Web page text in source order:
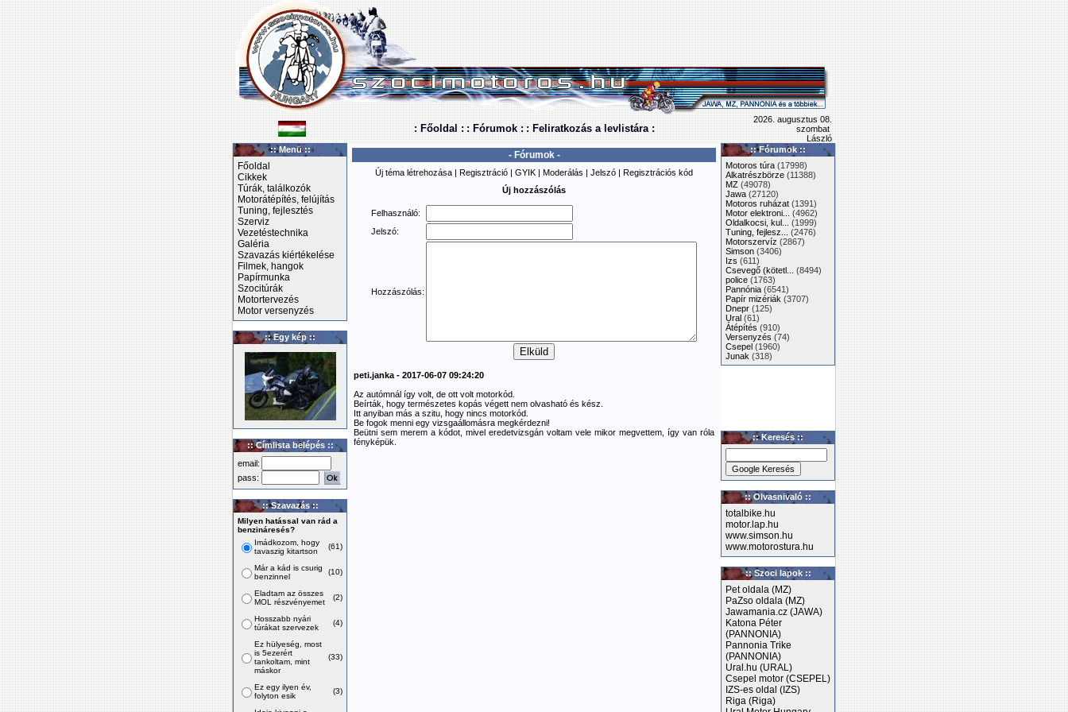
: Főoldal : : Fórumok : : Feliratkozás a levlistára :
2026. augusztus 08.
szombat
László
:: Menü ::
Főoldal
Cikkek
Túrák, találkozók
Motorátépítés, felújítás
Tuning, fejlesztés
Szerviz
Vezetéstechnika
Galéria
Szavazás kiértékelése
Filmek, hangok
Papírmunka
Szocitúrák
Motortervezés
Motor versenyzés
:: Egy kép ::
:: Címlista belépés ::
email:
pass:
:: Szavazás ::
Milyen hatással van rád a
benzináresés?
Imádkozom, hogy
tavaszig kitartson
(61)
Már a kád is csurig
benzinnel
(10)
Eladtam az összes
MOL részvényemet
(2)
Hosszabb nyári
túrákat szervezek
(4)
Ez hülyeség, most
is 5ezerért
tankoltam, mint
máskor
(33)
Ez egy ilyen év,
folyton esik
(3)
- Fórumok -
Új téma létrehozása | Regisztráció | GYIK | Moderálás | Jelszó | Regisztrációs kód
Új hozzászólás
Felhasználó:
Jelszó:
Hozzászólás:
peti.janka - 2017-06-07 09:24:20
Az autómnál így volt, de ott volt motorkód.
Beírták, hogy természetes kopás végett nem olvasható és kész.
Itt anyiban más a szitu, hogy nincs motorkód.
Be fogok menni egy vizsgaállomásra megkérdezni!
Beütni sem merem a kódot, mivel eredetvizsgán voltam vele mikor megvettem, így van róla
fényképük.
:: Fórumok ::
Motoros túra (17998)
Alkatrészbörze (11388)
MZ (49078)
Jawa (27120)
Motoros ruházat (1391)
Motor elektroni...
(4962)
Oldalkocsi, kul...
(1999)
Tuning, fejlesz...
(2476)
Motorszervíz (2867)
Simson (3406)
Izs (611)
Csevegő (kötetl...
(8494)
police (1763)
Pannónia (6541)
Papír mizériák (3707)
Dnepr (125)
Ural (61)
Átépítés (910)
Versenyzés (74)
Csepel (1960)
Junak (318)
:: Keresés ::
:: Olvasnivaló ::
totalbike.hu
motor.lap.hu
www.simson.hu
www.motorostura.hu
:: Szoci lapok ::
Pet oldala (MZ)
PaZso oldala (MZ)
Jawamania.cz (JAWA)
Katona Péter
(PANNONIA)
Pannonia Trike
(PANNONIA)
Ural.hu (URAL)
Csepel motor (CSEPEL)
IZS-es oldal (IZS)
Riga (Riga)